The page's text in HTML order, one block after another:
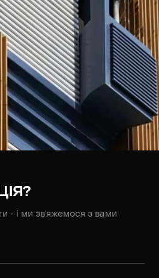
- і ми зв’яжемося з вами